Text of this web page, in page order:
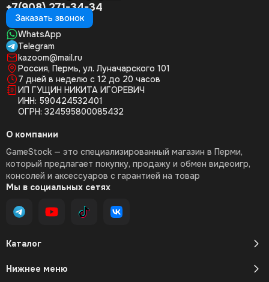
+7(908) 271-34-34
Заказать звонок
WhatsApp
Telegram
kazoom@mail.ru
Россия, Пермь, ул. Луначарского 101
7 дней в неделю с 12 до 20 часов
ИП ГУЩИН НИКИТА ИГОРЕВИЧ
ИНН: 590424532401
ОГРН: 324595800085432
Каталог
Нижнее меню
О компании
GameStock — это специализированный магазин в Перми,
который предлагает покупку, продажу и обмен видеоигр,
консолей и аксессуаров с гарантией на товар
Мы в социальных сетях